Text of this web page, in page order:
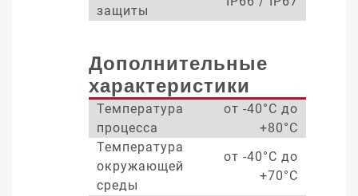
защиты
Дополнительные
характеристики
Температура
процесса
от -40°С до
+80°С
Температура
окружающей
среды
от -40°С до
+70°С